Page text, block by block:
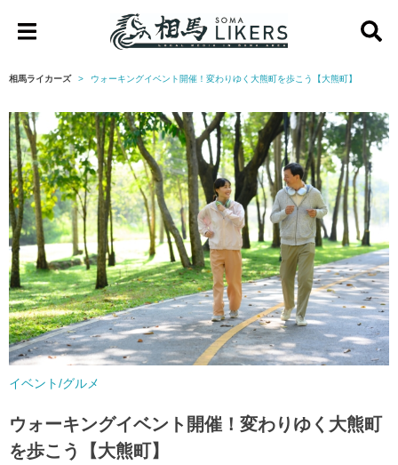
馬
イ
カ
ー
ズ
相馬ライカーズ ウォーキングイベント開催！変わりゆく大熊町を歩こう【大熊町】
イベント/グルメ
ウォーキングイベント開催！変わりゆく大熊町
を歩こう【大熊町】